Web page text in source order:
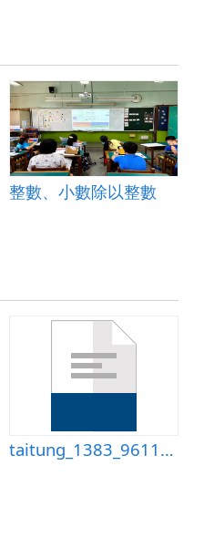
整數、小數除以整數
taitung_1383_9611康軒三上寫作資料3